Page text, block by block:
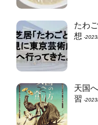
たわ
想
天国
習